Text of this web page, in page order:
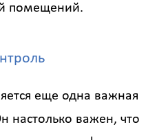
помещений.
еще одна важная
настолько важен, что
Площадь
Назначение